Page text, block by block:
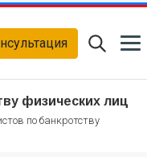
физических лиц
по банкротству